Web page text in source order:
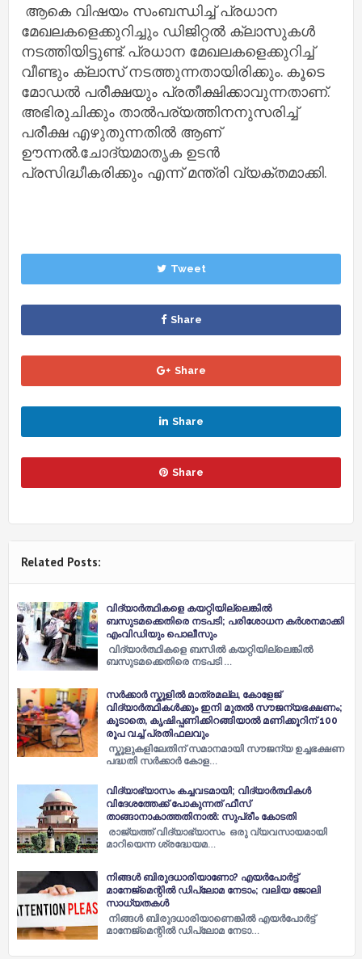
ആകെ വിഷയം സംബന്ധിച്ച് പ്രധാന
മേഖലകളെക്കുറിച്ചും ഡിജിറ്റൽ ക്ലാസുകൾ
നടത്തിയിട്ടുണ്ട്. പ്രധാന മേഖലകളെക്കുറിച്ച്
വീണ്ടും ക്ലാസ് നടത്തുന്നതായിരിക്കും. കൂടെ
മോഡൽ പരീക്ഷയും പ്രതീക്ഷിക്കാവുന്നതാണ്.
അഭിരുചിക്കും താൽപര്യത്തിനനുസരിച്ച്
പരീക്ഷ എഴുതുന്നതിൽ ആണ്
ഊന്നൽ.ചോദ്യമാതൃക ഉടൻ
പ്രസിദ്ധീകരിക്കും എന്ന് മന്ത്രി വ്യക്തമാക്കി.
Tweet
Share
Share
Share
Share
Related Posts:
വിദ്യാര്‍ത്ഥികളെ കയറ്റിയില്ലെങ്കില്‍
ബസുടമക്കെതിരെ നടപടി; പരിശോധന കര്‍ശനമാക്കി
എംവിഡിയും പൊലീസും
വിദ്യാര്‍ത്ഥികളെ ബസില്‍ കയറ്റിയില്ലെങ്കില്‍
ബസുടമക്കെതിരെ നടപടി …
സ‌ര്‍ക്കാര്‍ സ്കൂ‌ളില്‍ മാത്രമല്ല, കോളേജ്
വിദ്യാര്‍ത്ഥികള്‍ക്കും ഇനി മുതല്‍ സൗജന്യഭക്ഷണം;
കൂടാതെ, കൃഷിപ്പണിക്കിറങ്ങിയാല്‍ മണിക്കൂറിന് 100
രൂപ വച്ച്‌ പ്രതിഫലവും
സ്കൂളുകളിലേതിന് സമാനമായി സൗജന്യ ഉച്ചഭക്ഷണ
പദ്ധതി സര്‍ക്കാര്‍ കോള…
വിദ്യാഭ്യാസം കച്ചവടമായി; വിദ്യാര്‍ത്ഥികള്‍
വിദേശത്തേക്ക് പോകുന്നത് ഫീസ്
താങ്ങാനാകാത്തതിനാല്‍: സുപ്രീം കോടതി
രാജ്യത്ത് വിദ്യാഭ്യാസം ഒരു വ്യവസായമായി
മാറിയെന്ന ശ്രദ്ധേയമ…
നിങ്ങൾ ബിരുദധാരിയാണോ? എയർപോർട്ട്
മാനേജ്‌മെന്റിൽ ഡിപ്ലോമ നേടാം; വലിയ ജോലി
സാധ്യതകൾ
നിങ്ങൾ ബിരുദധാരിയാണെങ്കിൽ എയർപോർട്ട്
മാനേജ്‌മെന്റിൽ ഡിപ്ലോമ നേടാ…